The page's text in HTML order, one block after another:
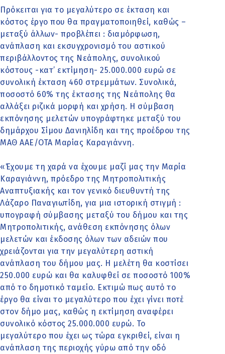
Πρόκειται για το μεγαλύτερο σε έκταση και
κόστος έργο που θα πραγματοποιηθεί, καθώς –
μεταξύ άλλων- προβλέπει : διαμόρφωση,
ανάπλαση και εκσυγχρονισμό του αστικού
περιβάλλοντος της Νεάπολης, συνολικού
κόστους -κατ’ εκτίμηση- 25.000.000 ευρώ σε
συνολική έκταση 460 στρεμμάτων. Συνολικά,
ποσοστό 60% της έκτασης της Νεάπολης θα
αλλάξει ριζικά μορφή και χρήση. Η σύμβαση
εκπόνησης μελετών υπογράφτηκε μεταξύ του
δημάρχου Σίμου Δανιηλίδη και της προέδρου της
ΜΑΘ ΑΑΕ/ΟΤΑ Μαρίας Καραγιάννη.
«Έχουμε τη χαρά να έχουμε μαζί μας την Μαρία
Καραγιάννη, πρόεδρο της Μητροπολιτικής
Αναπτυξιακής και τον γενικό διευθυντή της
Λάζαρο Παναγιωτίδη, για μια ιστορική στιγμή :
υπογραφή σύμβασης μεταξύ του δήμου και της
Μητροπολιτικής, ανάθεση εκπόνησης όλων
μελετών και έκδοσης όλων των αδειών που
χρειάζονται για την μεγαλύτερη αστική
ανάπλαση του δήμου μας. Η μελέτη θα κοστίσει
250.000 ευρώ και θα καλυφθεί σε ποσοστό 100%
από το δημοτικό ταμείο. Εκτιμώ πως αυτό το
έργο θα είναι το μεγαλύτερο που έχει γίνει ποτέ
στον δήμο μας, καθώς η εκτίμηση αναφέρει
συνολικό κόστος 25.000.000 ευρώ. Το
μεγαλύτερο που έχει ως τώρα εγκριθεί, είναι η
ανάπλαση της περιοχής γύρω από την οδό